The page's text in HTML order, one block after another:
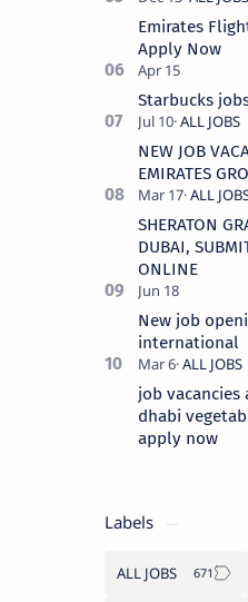
Emirates
Apply Now
Starbucks
NEW JOB
EMIRATES
SHERATON
DUBAI,
ONLINE
New job
international
job vacancies
dhabi
apply now
Labels
ALL JOBS